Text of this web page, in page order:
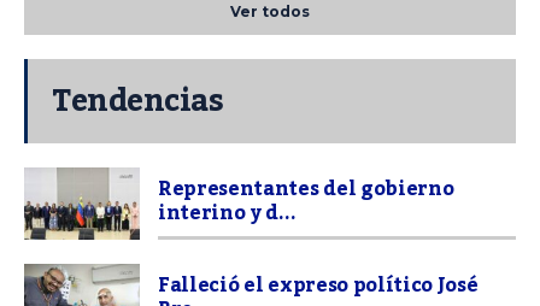
Ver todos
Tendencias
Representantes del gobierno
interino y d...
Falleció el expreso político José